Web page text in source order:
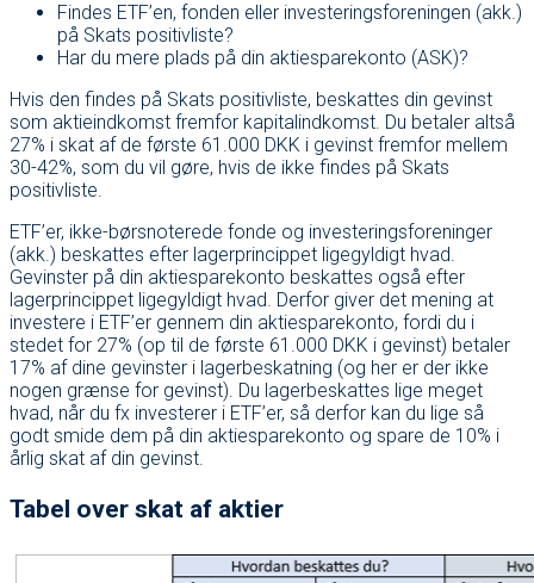
Findes ETF’en, fonden eller investeringsforeningen (akk.)
på Skats positivliste?
Har du mere plads på din aktiesparekonto (ASK)?
Hvis den findes på Skats positivliste, beskattes din gevinst
som aktieindkomst fremfor kapitalindkomst. Du betaler altså
27% i skat af de første 61.000 DKK i gevinst fremfor mellem
30-42%, som du vil gøre, hvis de ikke findes på Skats
positivliste.
ETF’er, ikke-børsnoterede fonde og investeringsforeninger
(akk.) beskattes efter lagerprincippet ligegyldigt hvad.
Gevinster på din aktiesparekonto beskattes også efter
lagerprincippet ligegyldigt hvad. Derfor giver det mening at
investere i ETF’er gennem din aktiesparekonto, fordi du i
stedet for 27% (op til de første 61.000 DKK i gevinst) betaler
17% af dine gevinster i lagerbeskatning (og her er der ikke
nogen grænse for gevinst). Du lagerbeskattes lige meget
hvad, når du fx investerer i ETF’er, så derfor kan du lige så
godt smide dem på din aktiesparekonto og spare de 10% i
årlig skat af din gevinst.
Tabel over skat af aktier